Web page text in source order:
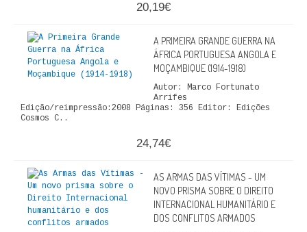
LITERATURA
FICÇÃO E ROMANCE
NOVA BIBLIOTECA COSMOS
POESIA E TEATRO
20,19€
A PRIMEIRA GRANDE GUERRA NA
ÁFRICA PORTUGUESA ANGOLA E
MOÇAMBIQUE (1914-1918)
Autor: Marco Fortunato
Arrifes
Edição/reimpressão:2008 Páginas: 356 Editor: Edições
Cosmos C..
24,74€
AS ARMAS DAS VÍTIMAS - UM
NOVO PRISMA SOBRE O DIREITO
INTERNACIONAL HUMANITÁRIO E
DOS CONFLITOS ARMADOS